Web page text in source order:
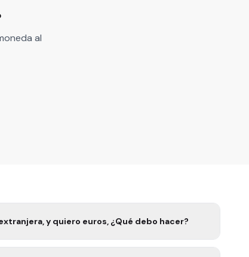
al
y quiero euros, ¿Qué debo hacer?